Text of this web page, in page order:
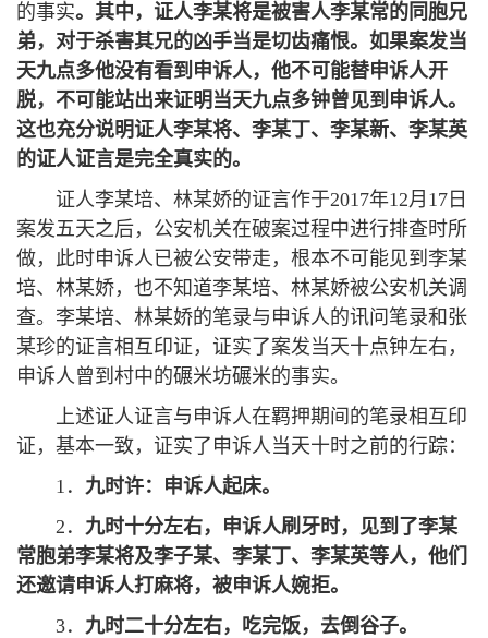
的事实。 其中，证人李某将是被害人李某常的同胞兄
弟，对于杀害其兄的凶手当是切齿痛恨。如果案发当
天九点多他没有看到申诉人，他不可能替申诉人开
脱，不可能站出来证明当天九点多钟曾见到申诉人。
这也充分说明证人李某将、李某丁、李某新、李某英
的证人证言是完全真实的。
证人李某培、林某娇的证言作于2017年12月17日
案发五天之后，公安机关在破案过程中进行排查时所
做，此时申诉人已被公安带走，根本不可能见到李某
培、林某娇，也不知道李某培、林某娇被公安机关调
查。李某培、林某娇的笔录与申诉人的讯问笔录和张
某珍的证言相互印证，证实了案发当天十点钟左右，
申诉人曾到村中的碾米坊碾米的事实。
上述证人证言与申诉人在羁押期间的笔录相互印
证，基本一致，证实了申诉人当天十时之前的行踪：
1． 九时许：申诉人起床。
2． 九时十分左右，申诉人刷牙时，见到了李某
常胞弟李某将及李子某、李某丁、李某英等人，他们
还邀请申诉人打麻将，被申诉人婉拒。
3． 九时二十分左右，吃完饭，去倒谷子。